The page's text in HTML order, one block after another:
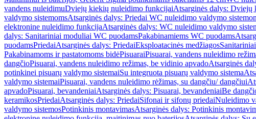
vandens nuleidimuDviejų kiekių nuleidimo funkcijaiAtsarginės dalys:
valdymo sistemomsAtsarginės dalys: Priedai WC nuleidimo valdymo
elektronine nuleidimo funkcijaAtsarginės dalys: WC nuleidimo valdymo
dalys: Sanitariniai moduliai WC puodamsPakabinamiems WC puodams
puodamsPriedaiAtsarginės dalys: PriedaiEksploatacinės medžiagos
Pakabinamoms ir pastatomoms bidėPisuaraiPisuarai, vandens nuleidimo
dangčioPisuarai, vandens nuleidimo režimas, be vidinio apvadoAtsarginės
potinkinei pisuarų valdymo sistemaiSu integruota pisuarų valdymo sistema
valdymo sistemaiPisuarai, vandens nuleidimo rėžimas, su dangčiu/ dangčiui
apvadoPisuarai, bevandeniaiAtsarginės dalys: Pisuarai, bevandeniaiBe
keramikosPriedaiAtsarginės dalys: PriedaiSifonai ir sifonų priedaiNuleidimo
valdymo sistemosPotinkinis montavimasAtsarginės dalys: Potinkinis